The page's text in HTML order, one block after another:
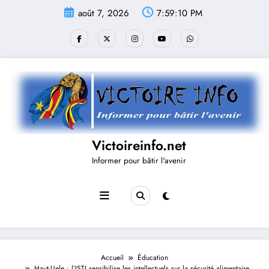
août 7, 2026 7:59:10 PM
Victoireinfo.net
Informer pour bâtir l'avenir
Accueil
Éducation